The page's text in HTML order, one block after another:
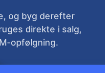
og byg derefter
direkte i salg,
opfølgning.